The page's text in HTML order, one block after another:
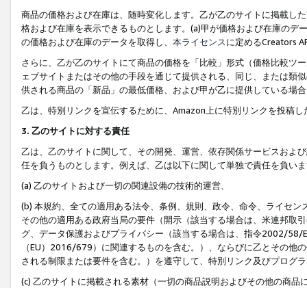
商品の価格および在庫は、随時変化します。乙が乙のサイトに掲載し
格および在庫を表示できるものとします。(a)甲が価格および在庫の
の価格および在庫のデータを取得し、 本ライセンスに定めるCreators
さらに、乙が乙のサイトにて商品の価格を「比較」形式（価格比較ツ
ェブサイトまたはその他の手段を通じて提供される、同じ、または類
供される商品の「新品」の最低価格、および甲が乙に提供している場
乙は、特別リンクを宣伝するために、Amazon上に特別リンクを投稿
3. 乙のサイトに対する責任
乙は、乙のサイトに関して、その開発、運営、依存関係サービスおよ
任を負うものとします。例えば、乙は以下に関して単独で責任を負い
(a) 乙のサイトおよび一切の関連設備の技術的運営、
(b) 本規約、全ての適用ある法令、条例、規則、政令、命令、ライセ
その他の適用ある政府当局の要件（開示（該当する場合は、米連邦取
グ、データ保護およびプライバシー（該当する場合は、指令2002/58/
（EU）2016/679）に関連するものを含む。）、ならびに乙とその他
される制限または要件を含む。）を遵守して、特別リンク及びプログ
(c) 乙のサイトに掲載される素材（一切の商品説明およびその他の商